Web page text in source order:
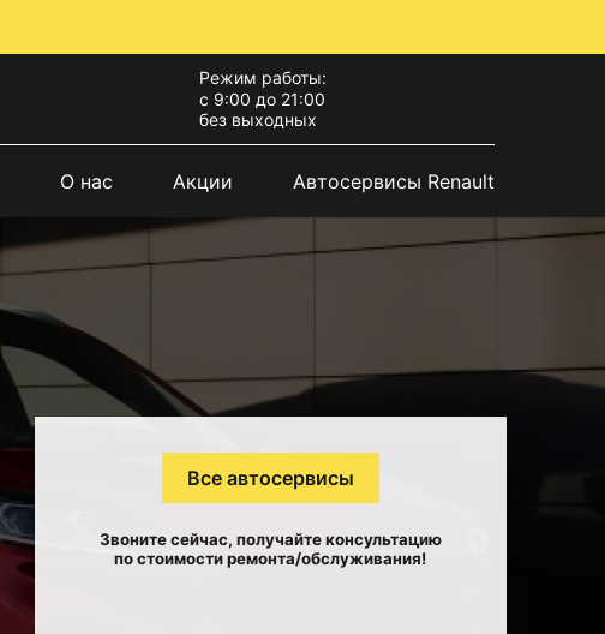
Режим работы:
с 9:00 до 21:00
без выходных
О нас Акции Автосервисы Renault
Все автосервисы
Звоните сейчас, получайте консультацию
по стоимости ремонта/обслуживания!